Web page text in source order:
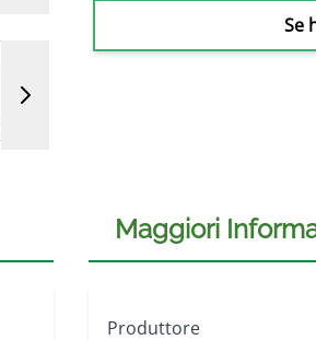
larger imageView larger image
Se
Maggiori
Produttore